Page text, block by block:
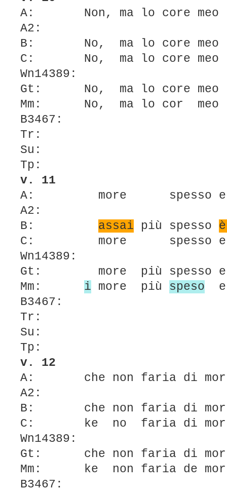
A: Non, ma lo core meo
A2:
B: No, ma lo core meo
C: No, ma lo core meo
Wn14389:
Gt: No, ma lo core meo
Mm: No, ma lo cor meo
B3467:
Tr:
Su:
Tp:
v. 11
A: more spesso
A2:
B:
assai più spesso
C: more spesso
Wn14389:
Gt: more più
Mm: i more più speso
B3467:
Tr:
Su:
Tp:
v. 12
A: che non faria di
A2:
B: che non faria di
C: ke no faria di
Wn14389:
Gt: che non faria di
Mm: ke non faria de
B3467: